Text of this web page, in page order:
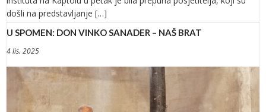
došli na predstavljanje […]
U SPOMEN: DON VINKO SANADER – NAŠ BRAT
4 lis. 2025